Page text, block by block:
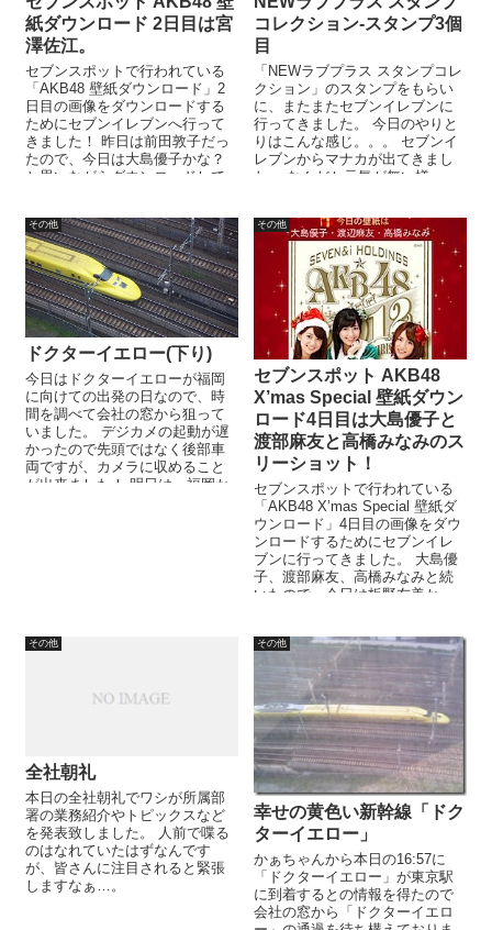
紙ダウンロード 2日目は宮
澤佐江。
セブンスポットで行われている
「AKB48 壁紙ダウンロード」2
日目の画像をダウンロードする
ためにセブンイレブンへ行って
きました！ 昨日は前田敦子だっ
たので、今日は大島優子かな？
と思いながらダウンロードして
コレクション-スタンプ3個
目
「NEWラブプラス スタンプコレ
クション」のスタンプをもらい
に、またまたセブンイレブンに
行ってきました。 今日のやりと
りはこんな感じ。。。 セブンイ
レブンからマナカが出てきまし
た。 なんだか元気が無い様
その他
ドクターイエロー(下り)
今日はドクターイエローが福岡
に向けての出発の日なので、時
間を調べて会社の窓から狙って
いました。 デジカメの起動が遅
かったので先頭ではなく後部車
両ですが、カメラに収めること
が出来ました！ 明日は、福岡か
その他
セブンスポット AKB48
X’mas Special 壁紙ダウン
ロード4日目は大島優子と
渡部麻友と高橋みなみのス
リーショット！
セブンスポットで行われている
「AKB48 X’mas Special 壁紙ダ
ウンロード」4日目の画像をダウ
ンロードするためにセブンイレ
ブンに行ってきました。 大島優
子、渡部麻友、高橋みなみと続
いたので、今日は板野友美か
その他
全社朝礼
本日の全社朝礼でワシが所属部
署の業務紹介やトピックスなど
を発表致しました。 人前で喋る
のはなれていたはずなんです
が、皆さんに注目されると緊張
しますなぁ…。
その他
幸せの黄色い新幹線「ドク
ターイエロー」
かぁちゃんから本日の16:57に
「ドクターイエロー」が東京駅
に到着するとの情報を得たので
会社の窓から「ドクターイエロ